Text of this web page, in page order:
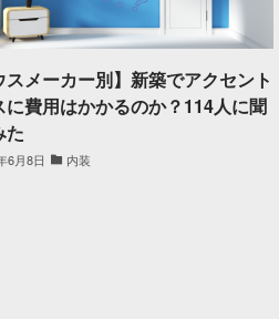
スメーカー別】新築でアクセント
に費用はかかるのか？114人に聞
た
6月8日 内装